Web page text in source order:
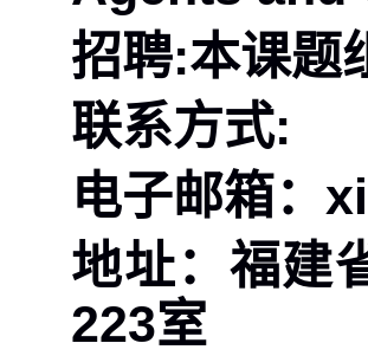
招聘:本课题
联系方式:
电子邮箱：
地址：福建
223室